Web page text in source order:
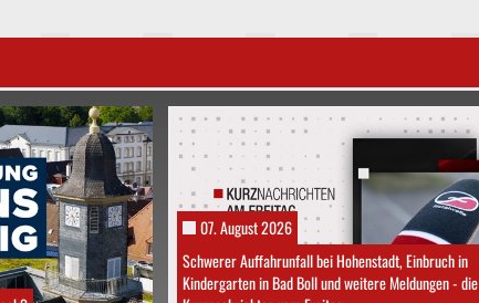
07. August 2026
Schwerer Auffahrunfall bei Hohenstadt, Einbruch in
Kindergarten in Bad Boll und weitere Meldungen - die